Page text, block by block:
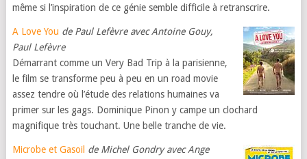
même si l’inspiration de ce génie semble difficile à retranscrire.
A Love You de Paul Lefèvre avec Antoine Gouy,
Paul Lefèvre
Démarrant comme un Very Bad Trip à la parisienne,
le film se transforme peu à peu en un road movie
assez tendre où l’étude des relations humaines va
primer sur les gags. Dominique Pinon y campe un clochard
magnifique très touchant. Une belle tranche de vie.
Microbe et Gasoil de Michel Gondry avec Ange